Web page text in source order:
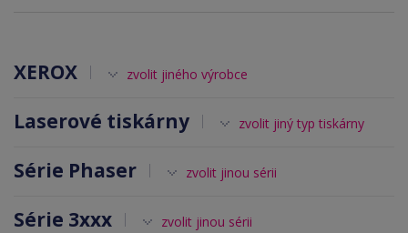
XEROX zvolit jiného výrobce
Laserové tiskárny zvolit jiný typ tiskárny
Série Phaser zvolit jinou sérii
Série 3xxx zvolit jinou sérii